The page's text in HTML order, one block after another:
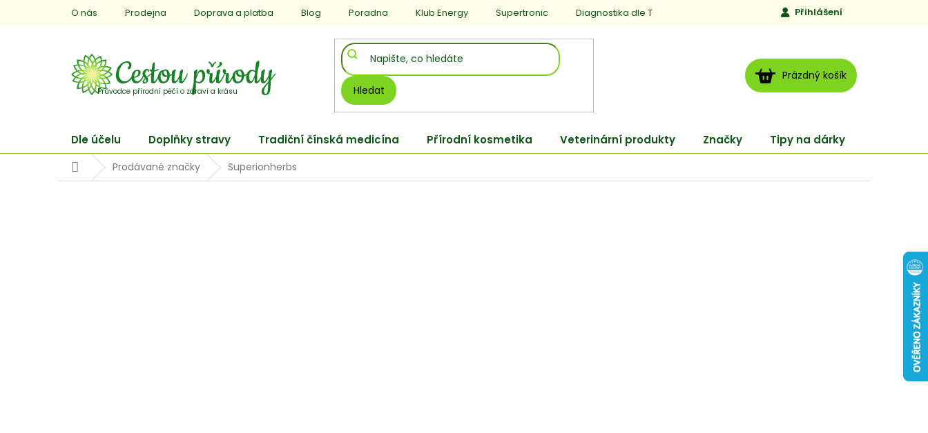
O nás Prodejna Doprava a platba Blog Poradna Klub Energy Supertronic Diagnostika dle TCM Jen to, čemu věříme
Přihlášení
Hledat
NÁKUPNÍ
KOŠÍK
Prázdný košík
Dle účelu Doplňky stravy Tradiční čínská medicína Přírodní kosmetika Veterinární produkty Značky Tipy na dárky
DomůProdávané značky Superionherbs